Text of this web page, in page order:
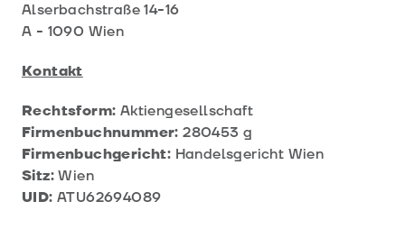
Alserbachstraße 14-16
A - 1090 Wien
Kontakt
Rechtsform: Aktiengesellschaft
Firmenbuchnummer: 280453 g
Firmenbuchgericht: Handelsgericht Wien
Sitz: Wien
UID: ATU62694089